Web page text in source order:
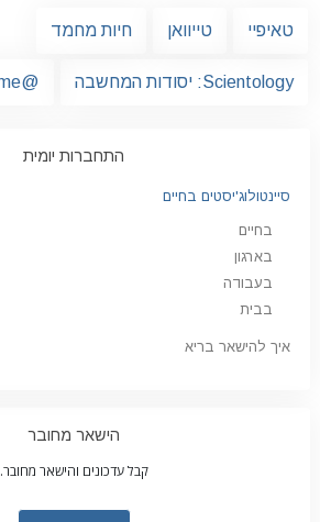
טאיפיי טייוואן חיות מחמד
Scientology: יסודות המחשבה @home
התחברות יומית
סיינטולוג'יסטים בחיים
בחיים
בארגון
בעבודה
בבית
איך להישאר בריא
הישאר מחובר
קבל עדכונים והישאר מחובר.